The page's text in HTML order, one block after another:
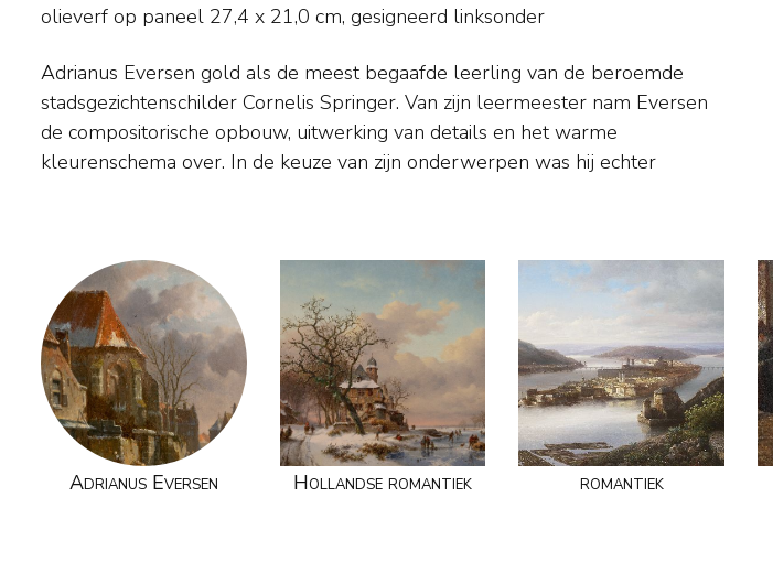
olieverf op paneel 27,4 x 21,0 cm, gesigneerd linksonder
Adrianus Eversen gold als de meest begaafde leerling van de beroemde
stadsgezichtenschilder Cornelis Springer. Van zijn leermeester nam Eversen
de compositorische opbouw, uitwerking van details en het warme
kleurenschema over. In de keuze van zijn onderwerpen was hij echter
vrijer. Schilderde Springer vooral 'portretten' van bestaande gebouwen en
stadsdelen, Eversen arrangeerde zijn dorpen en straatjes doorgaans zó dat
Adrianus Eversen Hollandse romantiek romantiek